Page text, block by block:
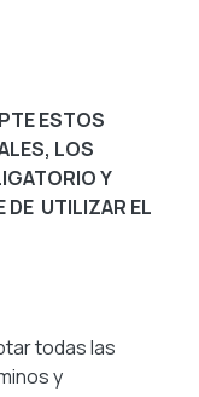
ESTOS
LOS
Y
DE UTILIZAR EL
todas las
y